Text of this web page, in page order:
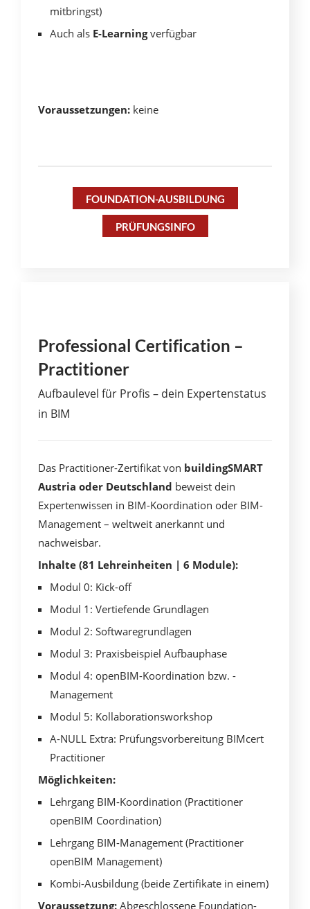
mitbringst)
Auch als E-Learningverfügbar
Voraussetzungen: keine
FOUNDATION-AUSBILDUNG
PRÜFUNGSINFO
Professional Certification –
Practitioner
Aufbaulevel für Profis – dein Expertenstatus
in BIM
Das Practitioner-Zertifikat von buildingSMART
Austria oder Deutschland beweist dein
Expertenwissen in BIM-Koordination oder BIM-
Management – weltweit anerkannt und
nachweisbar.
Inhalte (81 Lehreinheiten | 6 Module):
Modul 0: Kick-off
Modul 1: Vertiefende Grundlagen
Modul 2: Softwaregrundlagen
Modul 3: Praxisbeispiel Aufbauphase
Modul 4: openBIM-Koordination bzw. -
Management
Modul 5: Kollaborationsworkshop
A-NULL Extra: Prüfungsvorbereitung BIMcert
Practitioner
Möglichkeiten:
Lehrgang BIM-Koordination (Practitioner
openBIM Coordination)
Lehrgang BIM-Management (Practitioner
openBIM Management)
Kombi-Ausbildung (beide Zertifikate in einem)
Voraussetzung: Abgeschlossene Foundation-